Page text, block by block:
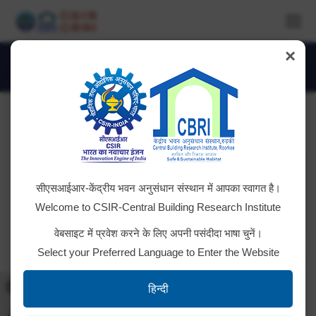
DSC_0016
You are here:
×
सीएसआईआर-केंद्रीय भवन अनुसंधान संस्थान में आपका स्वागत है।
Welcome to CSIR-Central Building Research Institute
वेबसाइट में प्रवेश करने के लिए अपनी पसंदीदा भाषा चुनें।
Select your Preferred Language to Enter the Website
हिन्दी